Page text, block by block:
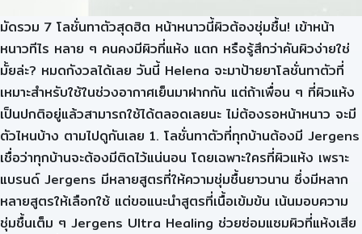
มัดรวม 7 โลชั่นทาตัวสุดฮิต หน้าหนาวนี้ผิวต้องชุ่มชื้น! เข้าหน้า
หนาวทีไร หลาย ๆ คนคงมีผิวที่แห้ง แตก หรือรู้สึกว่าคันผิวง่ายใช่
มั้ยล่ะ? หมดกังวลได้เลย วันนี้ Helena จะมาป้ายยาโลชั่นทาตัวที่
เหมาะสำหรับใช้ในช่วงอากาศเย็นมาฝากกัน แต่ถ้าเพื่อน ๆ ที่ผิวแห้ง
เป็นปกติอยู่แล้วสามารถใช้ได้ตลอดเลยนะ ไม่ต้องรอหน้าหนาว จะมี
ตัวไหนบ้าง ตามไปดูกันเลย 1. โลชั่นทาตัวที่ทุกบ้านต้องมี Jergens
เชื่อว่าทุกบ้านจะต้องมีติดไว้แน่นอน โดยเฉพาะใครที่ผิวแห้ง เพราะ
แบรนด์ Jergens มีหลายสูตรที่ให้ความชุ่มชื้นยาวนาน ซึ่งมีหลาก
หลายสูตรให้เลือกใช้ แต่ขอแนะนำสูตรที่เนื้อเข้มข้น เน้นมอบความ
ชุ่มชื้นเต็ม ๆ Jergens Ultra Healing ช่วยซ่อมแซมผิวที่แห้งเสีย